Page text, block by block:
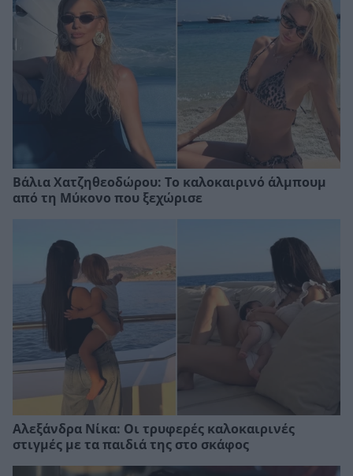
Βάλια Χατζηθεοδώρου: Το καλοκαιρινό άλμπουμ
από τη Μύκονο που ξεχώρισε
Αλεξάνδρα Νίκα: Οι τρυφερές καλοκαιρινές
στιγμές με τα παιδιά της στο σκάφος